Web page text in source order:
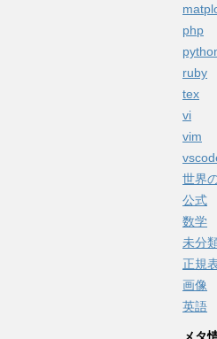
php
ruby
tex
vi
vim
世界
公式
数学
未分
正規
画像
英語
メタ